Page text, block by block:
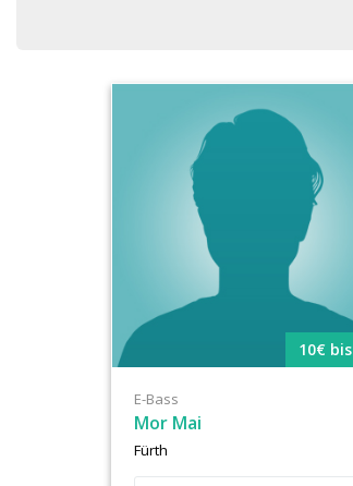
10€
E-Bass
Mor Mai
Fürth